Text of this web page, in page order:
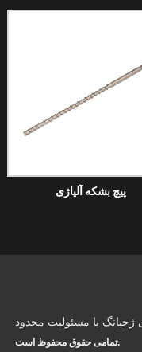
پیچ بشکه آلیاژی
با مسئولیت محدود
تمامی حقوق محفوظ است.